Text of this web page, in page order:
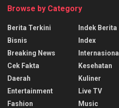
Browse by Category
Berita Terkini
Bisnis
Breaking News
Cek Fakta
Daerah
Entertainment
Fashion
Indek Berita
Index
Internasional
Kesehatan
Kuliner
Live TV
Music